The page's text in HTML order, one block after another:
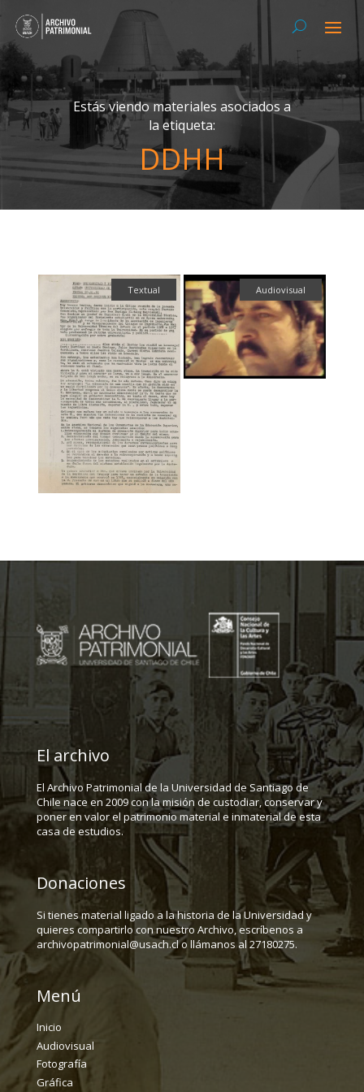
Estás viendo materiales asociados a
la etiqueta:
DDHH
Textual Audiovisual
El archivo
El Archivo Patrimonial de la Universidad de Santiago de
Chile nace en 2009 con la misión de custodiar, conservar y
poner en valor el patrimonio material e inmaterial de esta
casa de estudios.
Donaciones
Si tienes material ligado a la historia de la Universidad y
quieres compartirlo con nuestro Archivo, escríbenos a
archivopatrimonial@usach.cl o llámanos al 27180275.
Menú
Inicio
Audiovisual
Fotografía
Gráfica